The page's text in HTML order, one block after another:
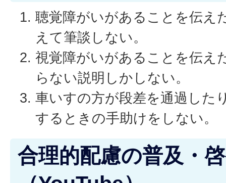
聴覚障がいがあることを伝え
えて筆談しない。
視覚障がいがあることを伝え
らない説明しかしない。
車いすの方が段差を通過した
するときの手助けをしない。
合理的配慮の普及・